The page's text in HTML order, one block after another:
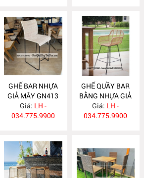
GHẾ BAR NHỰA
GIẢ MÂY GN413
Giá: LH -
034.775.9900
GHẾ QUẦY BAR
BẰNG NHỰA GIẢ
MÂY GN412
Giá: LH -
034.775.9900